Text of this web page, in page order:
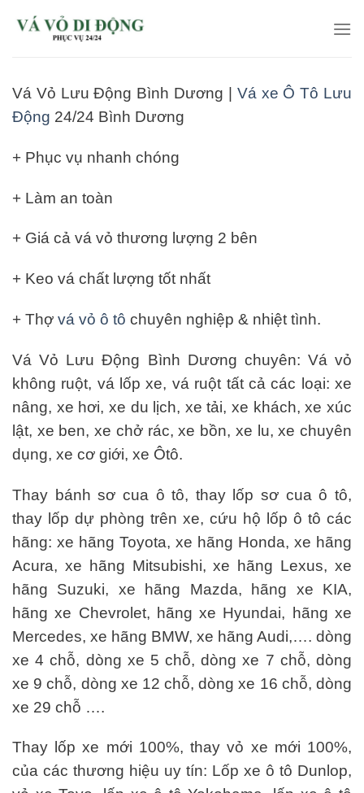
Vá Vỏ Lưu Động Bình Dương | Vá xe Ô Tô Lưu
Động 24/24 Bình Dương
+ Phục vụ nhanh chóng
+ Làm an toàn
+ Giá cả vá vỏ thương lượng 2 bên
+ Keo vá chất lượng tốt nhất
+ Thợ vá vỏ ô tô chuyên nghiệp & nhiệt tình.
Vá Vỏ Lưu Động Bình Dương chuyên: Vá vỏ
không ruột, vá lốp xe, vá ruột tất cả các loại: xe
nâng, xe hơi, xe du lịch, xe tải, xe khách, xe xúc
lật, xe ben, xe chở rác, xe bồn, xe lu, xe chuyên
dụng, xe cơ giới, xe Ôtô.
Thay bánh sơ cua ô tô, thay lốp sơ cua ô tô,
thay lốp dự phòng trên xe, cứu hộ lốp ô tô các
hãng: xe hãng Toyota, xe hãng Honda, xe hãng
Acura, xe hãng Mitsubishi, xe hãng Lexus, xe
hãng Suzuki, xe hãng Mazda, hãng xe KIA,
hãng xe Chevrolet, hãng xe Hyundai, hãng xe
Mercedes, xe hãng BMW, xe hãng Audi,…. dòng
xe 4 chỗ, dòng xe 5 chỗ, dòng xe 7 chỗ, dòng
xe 9 chỗ, dòng xe 12 chỗ, dòng xe 16 chỗ, dòng
xe 29 chỗ ….
Thay lốp xe mới 100%, thay vỏ xe mới 100%,
của các thương hiệu uy tín: Lốp xe ô tô Dunlop,